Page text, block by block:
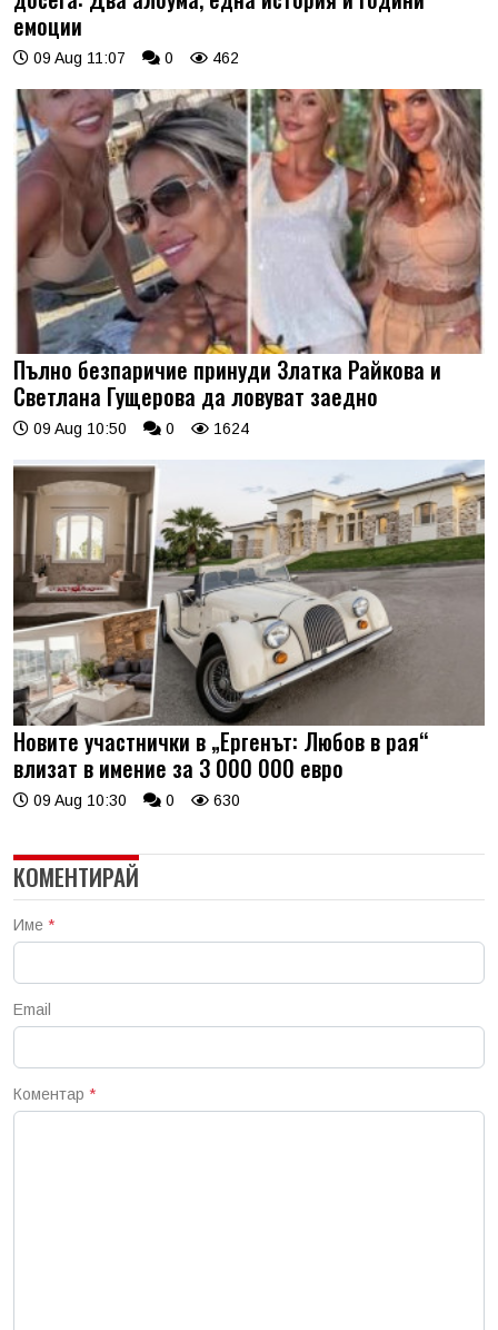
емоции
09 Aug 11:07 0 462
Пълно безпаричие принуди Златка Райкова и
Светлана Гущерова да ловуват заедно
09 Aug 10:50 0 1624
Новите участнички в „Ергенът: Любов в рая“
влизат в имение за 3 000 000 евро
09 Aug 10:30 0 630
КОМЕНТИРАЙ
Име *
Email
Коментар *